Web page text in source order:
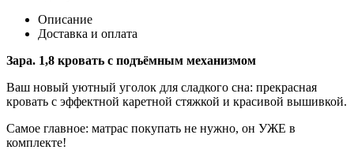
Описание
Доставка и оплата
Зара. 1,8 кровать с подъёмным механизмом
Ваш новый уютный уголок для сладкого сна: прекрасная
кровать с эффектной каретной стяжкой и красивой вышивкой.
Самое главное: матрас покупать не нужно, он УЖЕ в
комплекте!